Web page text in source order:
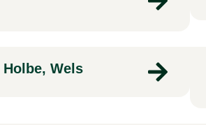
Wels